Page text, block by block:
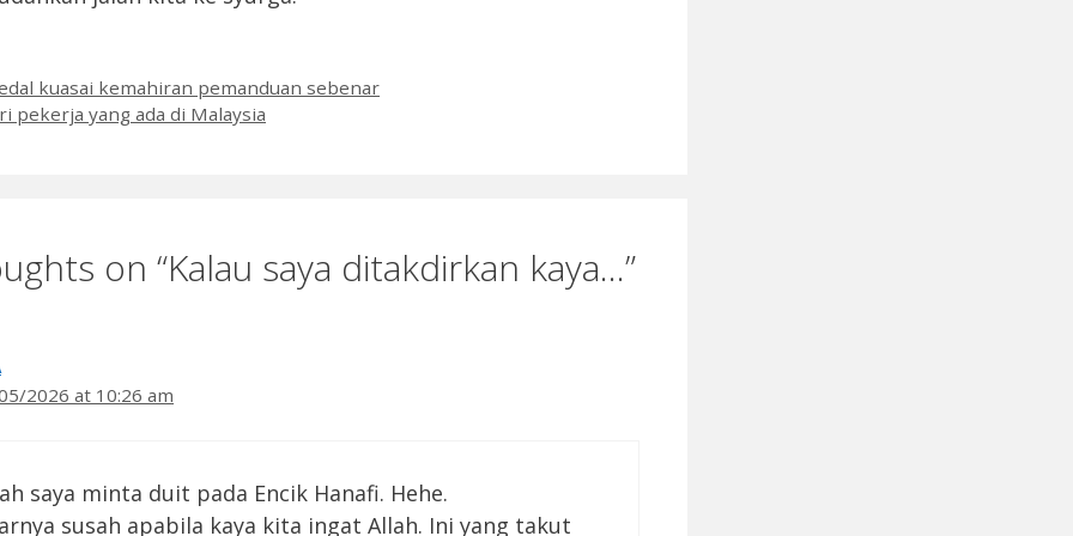
kuasai kemahiran pemanduan sebenar
pekerja yang ada di Malaysia
on “Kalau saya ditakdirkan kaya…”
2026 at 10:26 am
saya minta duit pada Encik Hanafi. Hehe.
susah apabila kaya kita ingat Allah. Ini yang takut